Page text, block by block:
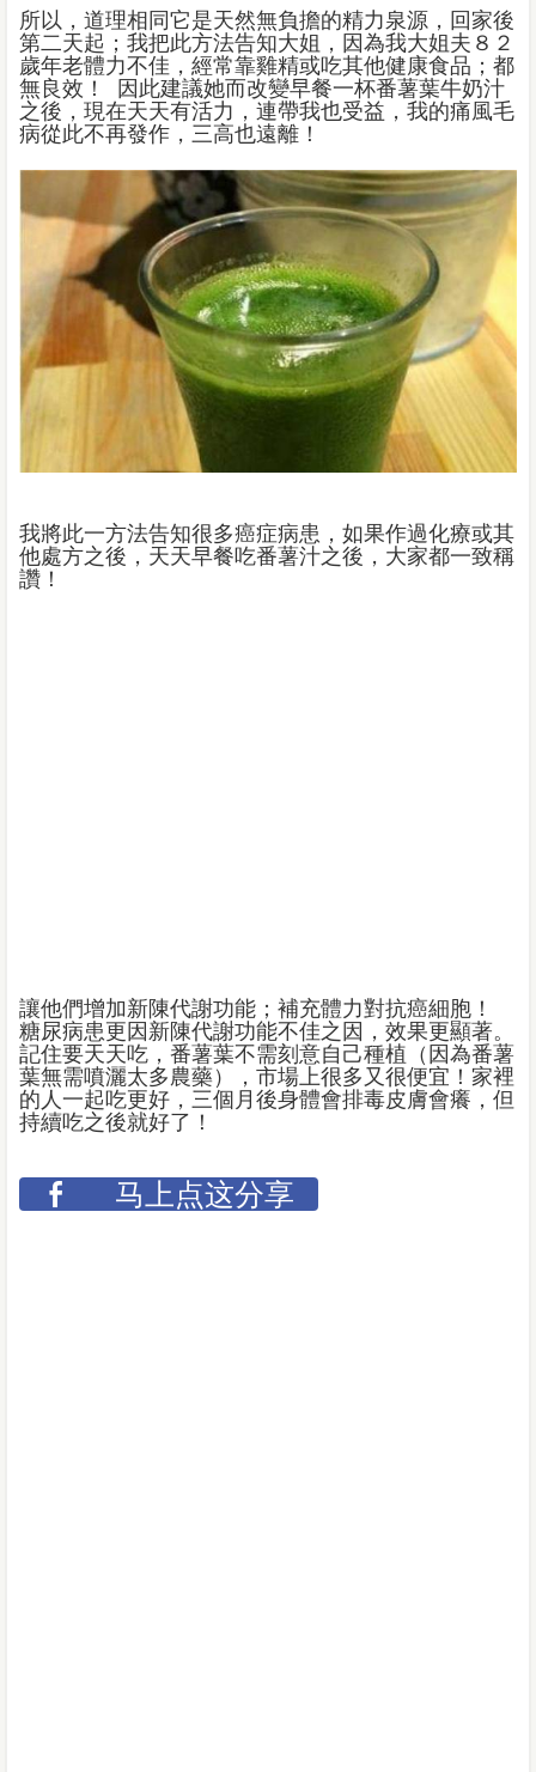
所以，道理相同它是天然無負擔的精力泉源，回家後
第二天起；我把此方法告知大姐，因為我大姐夫８２
歲年老體力不佳，經常靠雞精或吃其他健康食品；都
無良效！ 因此建議她而改變早餐一杯番薯葉牛奶汁
之後，現在天天有活力，連帶我也受益，我的痛風毛
病從此不再發作，三高也遠離！
我將此一方法告知很多癌症病患，如果作過化療或其
他處方之後，天天早餐吃番薯汁之後，大家都一致稱
讚！
讓他們增加新陳代謝功能；補充體力對抗癌細胞！
糖尿病患更因新陳代謝功能不佳之因，效果更顯著。
記住要天天吃，番薯葉不需刻意自己種植（因為番薯
葉無需噴灑太多農藥），市場上很多又很便宜！家裡
的人一起吃更好，三個月後身體會排毒皮膚會癢，但
持續吃之後就好了！
马上点这分享